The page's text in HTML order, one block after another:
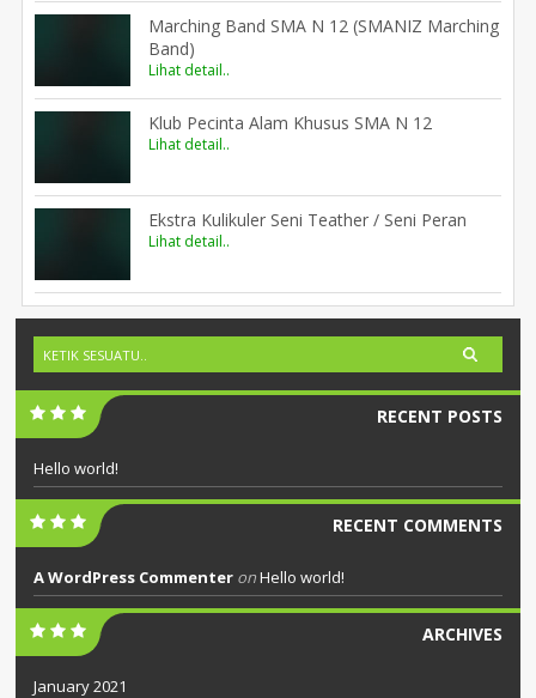
Marching Band SMA N 12 (SMANIZ Marching
Band)
Lihat detail..
Klub Pecinta Alam Khusus SMA N 12
Lihat detail..
Ekstra Kulikuler Seni Teather / Seni Peran
Lihat detail..
RECENT POSTS
Hello world!
RECENT COMMENTS
A WordPress Commenter onHello world!
ARCHIVES
January 2021